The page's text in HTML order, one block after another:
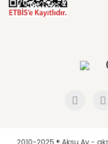
2010-2025 ® Aksu Av -